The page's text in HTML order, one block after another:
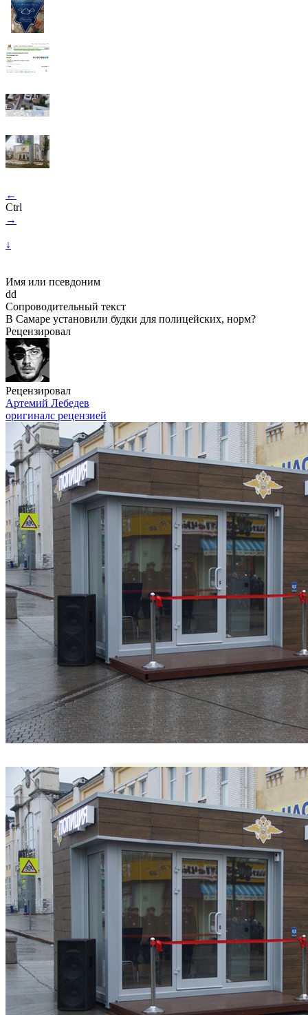
←
Ctrl
→
↓
Имя или псевдоним
dd
Сопроводительный текст
В Самаре установили будки для полицейских, норм?
Рецензировал
Рецензировал
Артемий Лебедев
оригиналс рецензией